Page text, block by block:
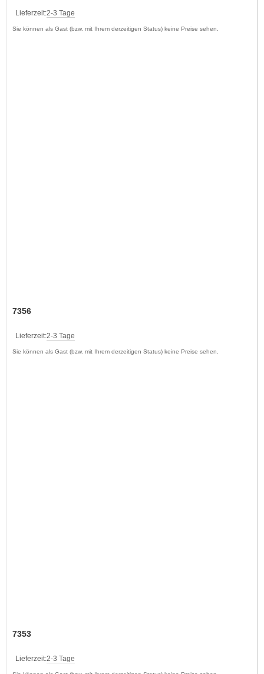
Lieferzeit:2-3 Tage
Sie können als Gast (bzw. mit Ihrem derzeitigen Status) keine Preise sehen.
7356
Lieferzeit:2-3 Tage
Sie können als Gast (bzw. mit Ihrem derzeitigen Status) keine Preise sehen.
7353
Lieferzeit:2-3 Tage